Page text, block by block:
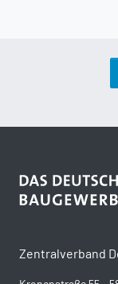
Zentralverband